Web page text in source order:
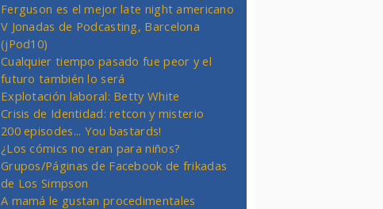
Ferguson es el mejor late night americano
V Jonadas de Podcasting, Barcelona
(jPod10)
Cualquier tiempo pasado fue peor y el
futuro también lo será
Explotación laboral: Betty White
Crisis de Identidad: retcon y misterio
200 episodes... You bastards!
¿Los cómics no eran para niños?
Grupos/Páginas de Facebook de frikadas
de Los Simpson
A mamá le gustan procedimentales